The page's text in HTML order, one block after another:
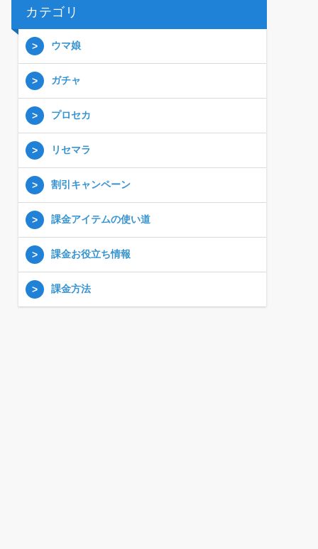
カテゴリ
ウマ娘
ガチャ
プロセカ
リセマラ
割引キャンペーン
課金アイテムの使い道
課金お役立ち情報
課金方法